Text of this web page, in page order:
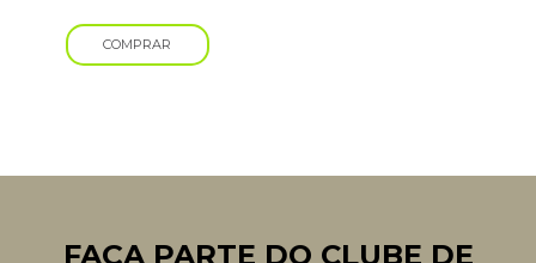
COMPRAR
FAÇA PARTE DO CLUBE DE